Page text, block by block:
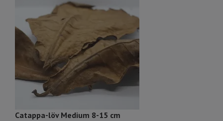
Catappa-löv Medium 8-15 cm